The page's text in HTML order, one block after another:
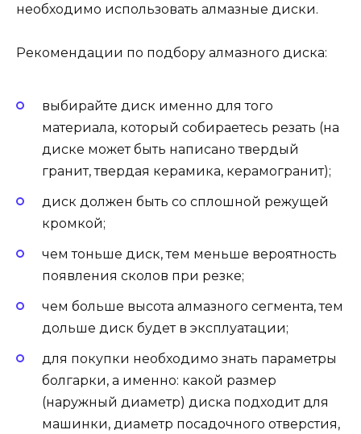
необходимо использовать алмазные диски.
Рекомендации по подбору алмазного диска:
выбирайте диск именно для того
материала, который собираетесь резать (на
диске может быть написано твердый
гранит, твердая керамика, керамогранит);
диск должен быть со сплошной режущей
кромкой;
чем тоньше диск, тем меньше вероятность
появления сколов при резке;
чем больше высота алмазного сегмента, тем
дольше диск будет в эксплуатации;
для покупки необходимо знать параметры
болгарки, а именно: какой размер
(наружный диаметр) диска подходит для
машинки, диаметр посадочного отверстия,